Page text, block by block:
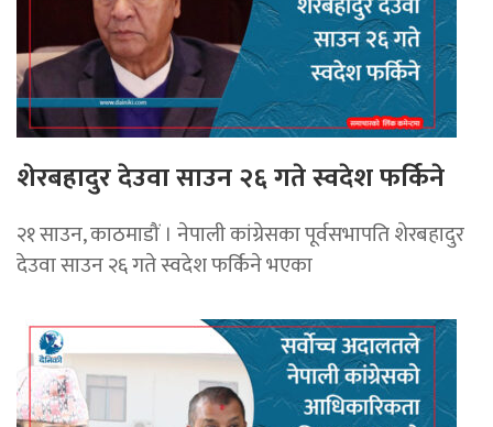
शेरबहादुर देउवा साउन २६ गते स्वदेश फर्किने
२१ साउन, काठमाडौं । नेपाली कांग्रेसका पूर्वसभापति शेरबहादुर
देउवा साउन २६ गते स्वदेश फर्किने भएका